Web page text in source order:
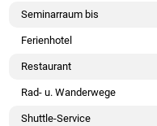
Seminarraum bis
Ferienhotel
Restaurant
Rad- u. Wanderwege
Shuttle-Service